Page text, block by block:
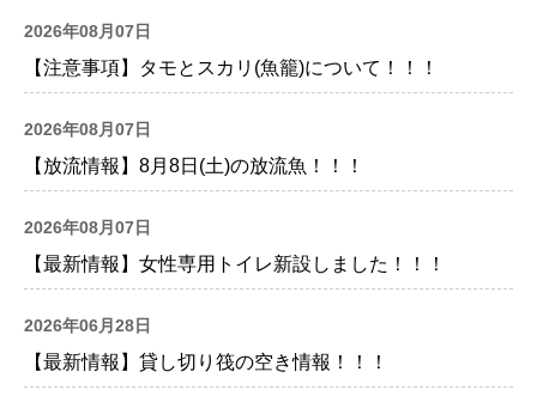
2026年08月07日
【注意事項】タモとスカリ(魚籠)について！！！
2026年08月07日
【放流情報】8月8日(土)の放流魚！！！
2026年08月07日
【最新情報】女性専用トイレ新設しました！！！
2026年06月28日
【最新情報】貸し切り筏の空き情報！！！